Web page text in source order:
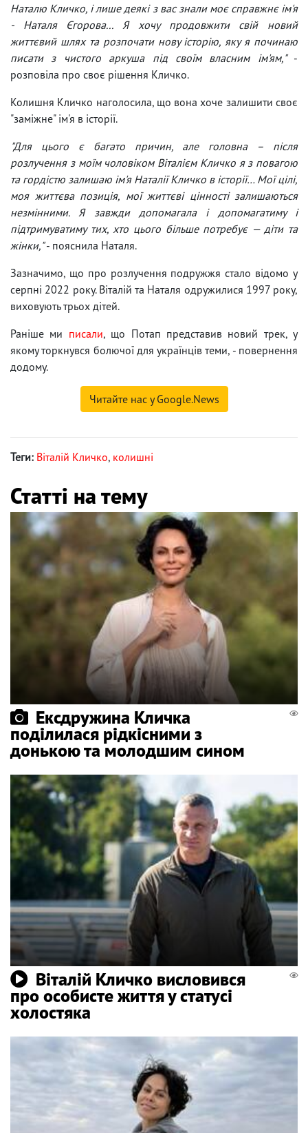
Наталю Кличко, і лише деякі з вас знали моє справжнє ім'я
- Наталя Єгорова... Я хочу продовжити свій новий
життєвий шлях та розпочати нову історію, яку я починаю
писати з чистого аркуша під своїм власним ім'ям,"-
розповіла про своє рішення Кличко.
Колишня Кличко наголосила, що вона хоче залишити своє
"заміжне" ім'я в історії.
"Для цього є багато причин, але головна – після
розлучення з моїм чоловіком Віталієм Кличко я з повагою
та гордістю залишаю ім'я Наталії Кличко в історії… Мої цілі,
моя життєва позиція, мої життєві цінності залишаються
незмінними. Я завжди допомагала і допомагатиму і
підтримуватиму тих, хто цього більше потребує — діти та
жінки,"- пояснила Наталя.
Зазначимо, що про розлучення подружжя стало відомо у
серпні 2022 року. Віталій та Наталя одружилися 1997 року,
виховують трьох дітей.
Раніше ми писали, що Потап представив новий трек, у
якому торкнувся болючої для українців теми, - повернення
додому.
Читайте нас у Google.News
Теги: Віталій Кличко, колишні
Статті на тему
Ексдружина Кличка
поділилася рідкісними з
донькою та молодшим сином
Віталій Кличко висловився
про особисте життя у статусі
холостяка